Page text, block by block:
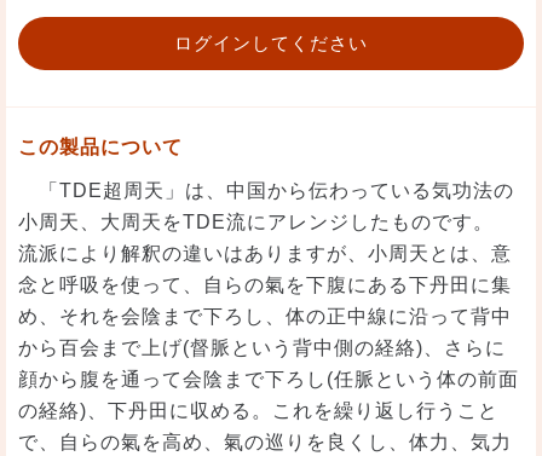
ログインしてください
この製品について
「TDE超周天」は、中国から伝わっている気功法の
小周天、大周天をTDE流にアレンジしたものです。
流派により解釈の違いはありますが、小周天とは、意
念と呼吸を使って、自らの氣を下腹にある下丹田に集
め、それを会陰まで下ろし、体の正中線に沿って背中
から百会まで上げ(督脈という背中側の経絡)、さらに
顔から腹を通って会陰まで下ろし(任脈という体の前面
の経絡)、下丹田に収める。これを繰り返し行うこと
で、自らの氣を高め、氣の巡りを良くし、体力、気力